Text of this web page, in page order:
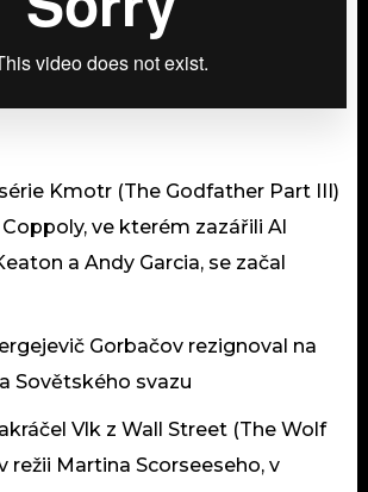
Kmotr (The Godfather Part III)
ve kterém zazářili Al
a Andy Garcia, se začal
Gorbačov rezignoval na
Sovětského svazu
Vlk z Wall Street (The Wolf
režii Martina Scorseeseho, v